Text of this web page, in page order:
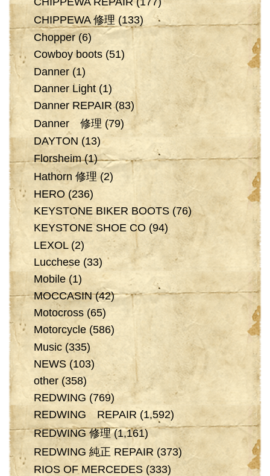
CHIPPEWA 修理 (133)
Chopper(6)
Cowboy boots(51)
Danner(1)
Danner Light(1)
Danner REPAIR(83)
Danner 修理 (79)
DAYTON (13)
Florsheim(1)
Hathorn 修理 (2)
HERO(236)
KEYSTONE BIKER BOOTS(76)
KEYSTONE SHOE CO(94)
LEXOL(2)
Lucchese(33)
Mobile(1)
MOCCASIN(42)
Motocross(65)
Motorcycle(586)
Music(335)
NEWS(103)
other(358)
REDWING (769)
REDWING REPAIR (1,592)
REDWING 修理(1,161)
REDWING 純正 REPAIR (373)
RIOS OF MERCEDES(333)